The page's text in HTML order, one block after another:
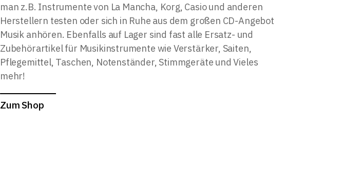
man z.B. Instrumente von La Mancha, Korg, Casio und anderen
Herstellern testen oder sich in Ruhe aus dem großen CD-Angebot
Musik anhören. Ebenfalls auf Lager sind fast alle Ersatz- und
Zubehörartikel für Musikinstrumente wie Verstärker, Saiten,
Pflegemittel, Taschen, Notenständer, Stimmgeräte und Vieles
mehr!
Zum Shop